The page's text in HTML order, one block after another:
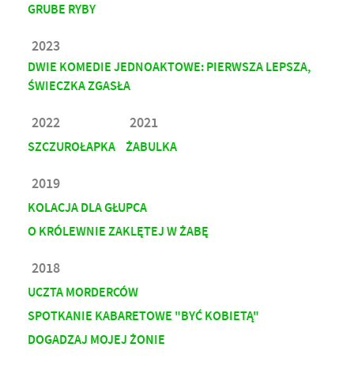
GRUBE RYBY
2023
DWIE KOMEDIE JEDNOAKTOWE: PIERWSZA LEPSZA,
ŚWIECZKA ZGASŁA
2022
SZCZUROŁAPKA
2021
ŻABULKA
2019
KOLACJA DLA GŁUPCA
O KRÓLEWNIE ZAKLĘTEJ W ŻABĘ
2018
UCZTA MORDERCÓW
SPOTKANIE KABARETOWE "BYĆ KOBIETĄ"
DOGADZAJ MOJEJ ŻONIE